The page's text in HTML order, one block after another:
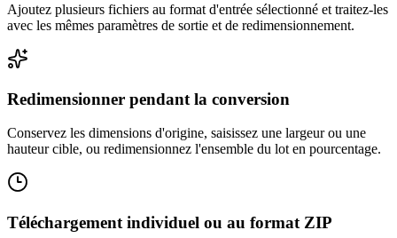
Ajoutez plusieurs fichiers au format d'entrée sélectionné et traitez-les
avec les mêmes paramètres de sortie et de redimensionnement.
Redimensionner pendant la conversion
Conservez les dimensions d'origine, saisissez une largeur ou une
hauteur cible, ou redimensionnez l'ensemble du lot en pourcentage.
Téléchargement individuel ou au format ZIP